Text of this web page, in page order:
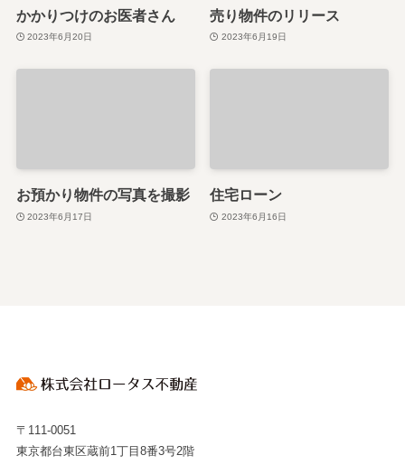
かかりつけのお医者さん
2023年6月20日
売り物件のリリース
2023年6月19日
お預かり物件の写真を撮影
2023年6月17日
住宅ローン
2023年6月16日
〒111-0051
東京都台東区蔵前1丁目8番3号2階